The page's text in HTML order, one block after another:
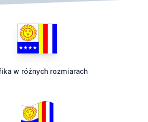
w różnych rozmiarach